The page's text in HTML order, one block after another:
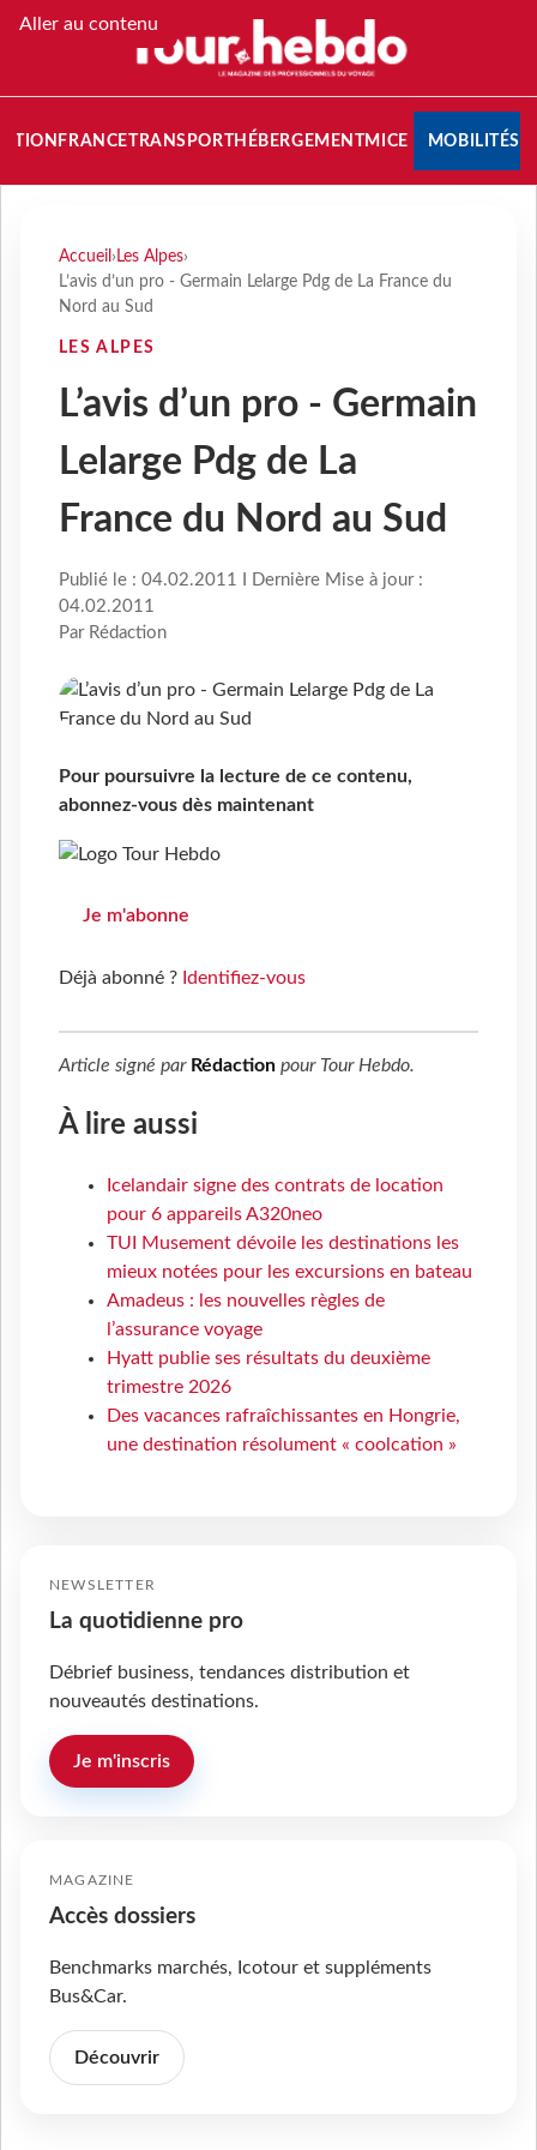
Aller au contenu
FRANCETRANSPORT HÉBERGEMENTMICE MOBILITÉS
Accueil › Les Alpes›
L’avis d’un pro - Germain Lelarge Pdg de La France du
Nord au Sud
LES ALPES
L’avis d’un pro - Germain
Lelarge Pdg de La
France du Nord au Sud
Publié le : 04.02.2011 I Dernière Mise à jour :
04.02.2011
Par Rédaction
Pour poursuivre la lecture de ce contenu,
abonnez-vous dès maintenant
Je m'abonne
Déjà abonné ? Identifiez-vous
Article signé par Rédaction pour Tour Hebdo.
À lire aussi
Icelandair signe des contrats de location
pour 6 appareils A320neo
TUI Musement dévoile les destinations les
mieux notées pour les excursions en bateau
Amadeus : les nouvelles règles de
l’assurance voyage
Hyatt publie ses résultats du deuxième
trimestre 2026
Des vacances rafraîchissantes en Hongrie,
une destination résolument « coolcation »
NEWSLETTER
La quotidienne pro
Débrief business, tendances distribution et
nouveautés destinations.
Je m'inscris
MAGAZINE
Accès dossiers
Benchmarks marchés, Icotour et suppléments
Bus&Car.
Découvrir